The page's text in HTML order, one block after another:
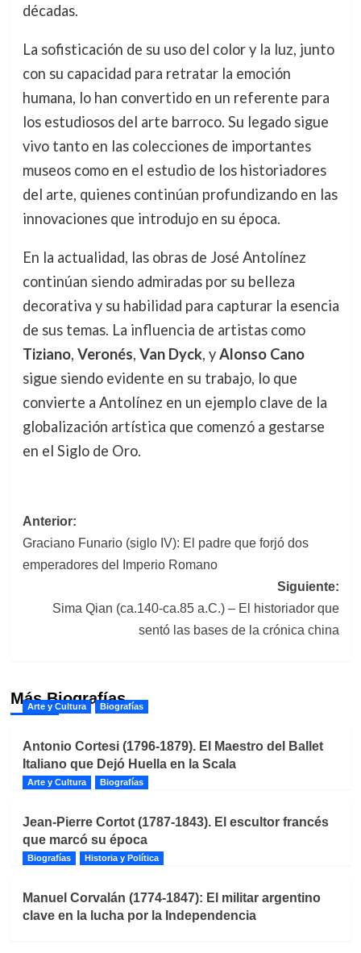
décadas.
La sofisticación de su uso del color y la luz, junto
con su capacidad para retratar la emoción
humana, lo han convertido en un referente para
los estudiosos del arte barroco. Su legado sigue
vivo tanto en las colecciones de importantes
museos como en el estudio de los historiadores
del arte, quienes continúan profundizando en las
innovaciones que introdujo en su época.
En la actualidad, las obras de José Antolínez
continúan siendo admiradas por su belleza
decorativa y su habilidad para capturar la esencia
de sus temas. La influencia de artistas como
Tiziano, Veronés, Van Dyck, yAlonso Cano
sigue siendo evidente en su trabajo, lo que
convierte a Antolínez en un ejemplo clave de la
globalización artística que comenzó a gestarse
en el Siglo de Oro.
Navegación
de
entradas
Anterior:
Graciano Funario (siglo IV): El padre que forjó dos
emperadores del Imperio Romano
Siguiente:
Sima Qian (ca.140-ca.85 a.C.) – El historiador que
sentó las bases de la crónica china
Más Biografías
Arte y Cultura Biografías
Antonio Cortesi (1796-1879). El Maestro del Ballet
Italiano que Dejó Huella en la Scala
Arte y Cultura Biografías
Jean-Pierre Cortot (1787-1843). El escultor francés
que marcó su época
Biografías Historia y Política
Manuel Corvalán (1774-1847): El militar argentino
clave en la lucha por la Independencia